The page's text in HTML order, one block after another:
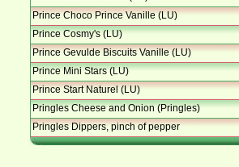
Prince Choco Prince Vanille (LU)
Prince Cosmy's (LU)
Prince Gevulde Biscuits Vanille (LU)
Prince Mini Stars (LU)
Prince Start Naturel (LU)
Pringles Cheese and Onion (Pringles)
Pringles Dippers, pinch of pepper